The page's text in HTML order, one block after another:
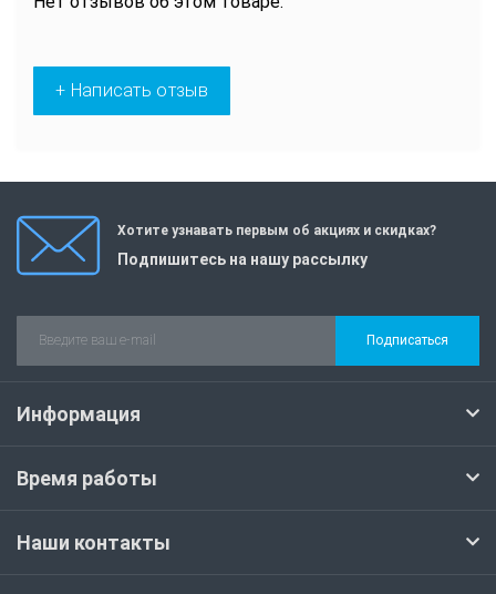
+ Написать отзыв
Хотите узнавать первым об акциях и скидках?
Подпишитесь на нашу рассылку
Подписаться
Информация
Время работы
Наши контакты